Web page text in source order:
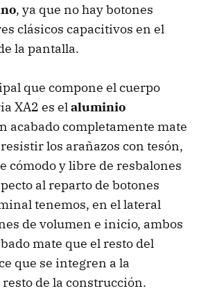
, ya que no hay botones
clásicos capacitivos en el
la pantalla.
que compone el cuerpo
XA2 es elaluminio
acabado completamente mate
los arañazos con tesón,
cómodo y libre de resbalones
al reparto de botones
tenemos, en el lateral
de volumen e inicio, ambos
mate que el resto del
que se integren a la
de la construcción.